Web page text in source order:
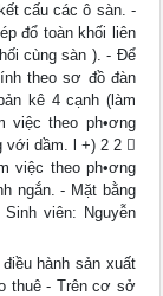
cấu các ô sàn. -
đổ toàn khối liên
cùng sàn ). - Để
theo sơ đồ đàn
kê 4 cạnh (làm
việc theo ph•ơng
với dầm. l +) 2 2 
việc theo ph•ơng
ngắn. - Mặt bằng
viên: Nguyễn
hành sản xuất
thuê - Trên cơ sở